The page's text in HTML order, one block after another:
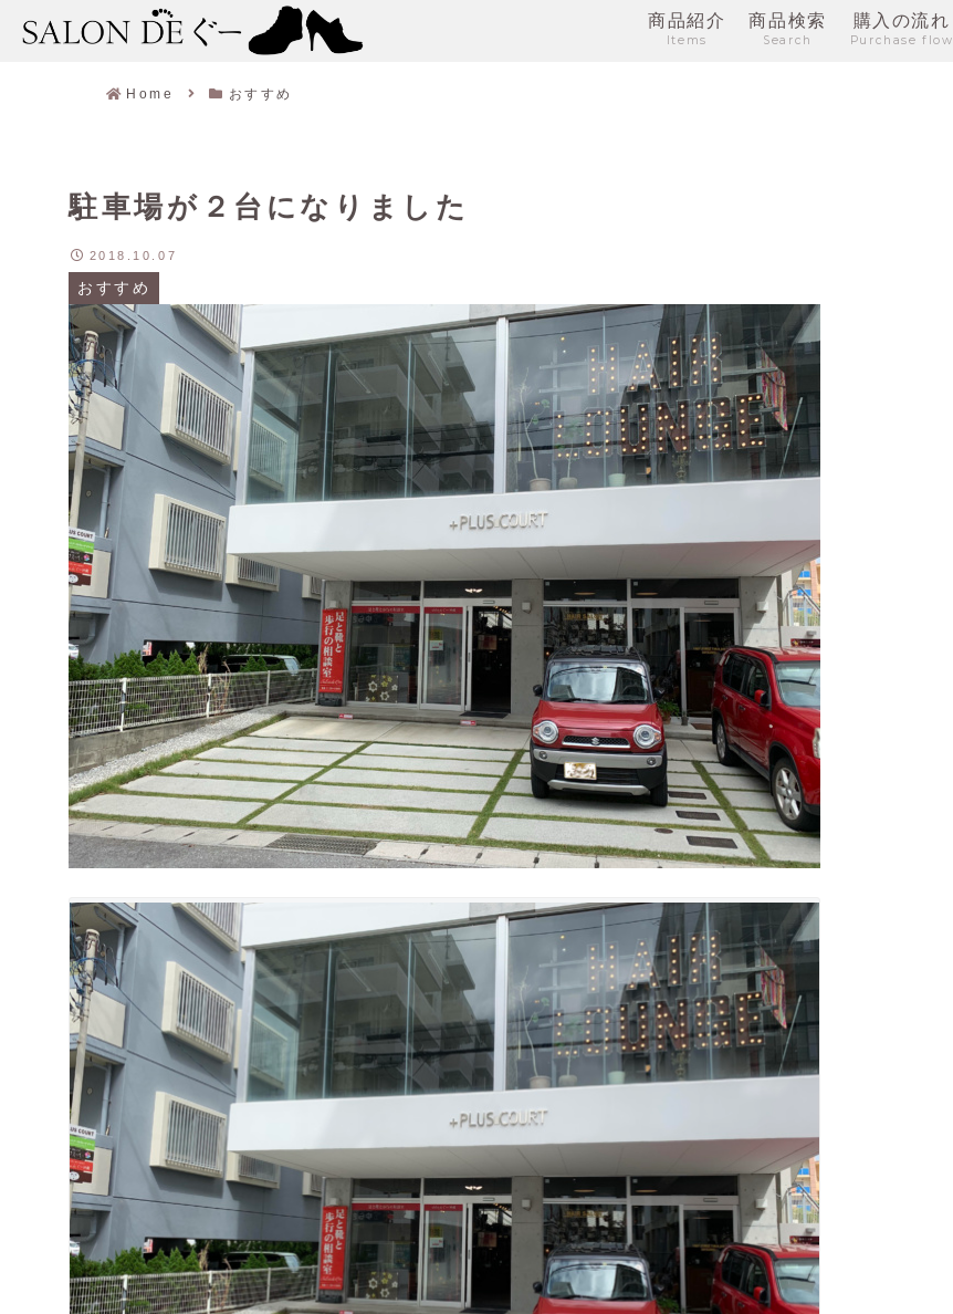
商品紹介
Items
商品検索
Search
購入の流れ
Purchase flow
Home おすすめ
駐車場が２台になりました
おすすめ
2018.10.07